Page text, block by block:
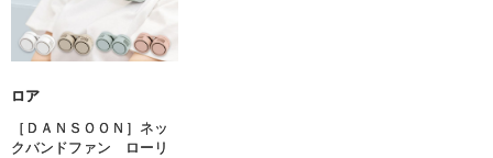
ロア
［ＤＡＮＳＯＯＮ］ネッ
クバンドファン ローリ